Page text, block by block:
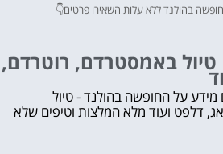
בהולנד ללא עלות השאירו פרטים👇
בחינם!
באמסטרדם, רוטרדם,
על החופשה בהולנד - טיול
דלפט ועוד מלא המלצות וטיפים שלא